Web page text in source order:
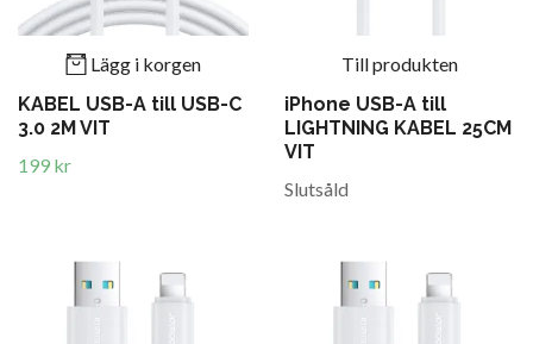
Lägg i korgen
KABEL USB-A till USB-C
3.0 2M VIT
199 kr
Till produkten
iPhone USB-A till
LIGHTNING KABEL 25CM
VIT
Slutsåld